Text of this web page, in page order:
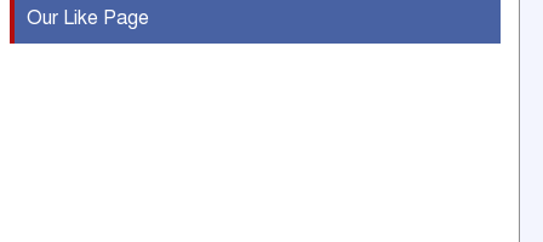
৫
Our Like Page